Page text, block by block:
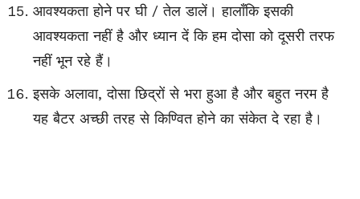
आवश्यकता होने पर घी / तेल डालें। हालाँकि इसकी
आवश्यकता नहीं है और ध्यान दें कि हम दोसा को दूसरी तरफ
नहीं भून रहे हैं।
इसके अलावा, दोसा छिद्रों से भरा हुआ है और बहुत नरम है
यह बैटर अच्छी तरह से किण्वित होने का संकेत दे रहा है।